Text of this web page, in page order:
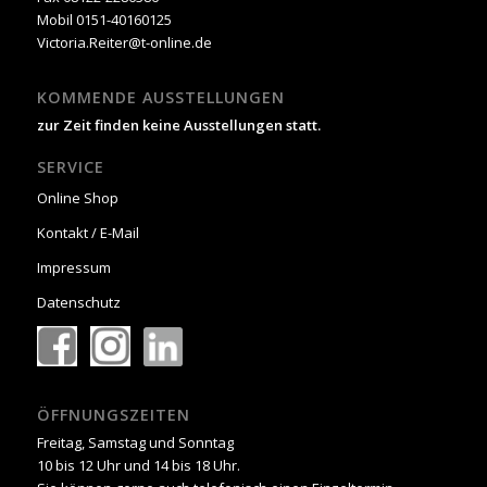
Mobil 0151-40160125
Victoria.Reiter@t-online.de
KOMMENDE AUSSTELLUNGEN
zur Zeit finden keine Ausstellungen statt.
SERVICE
Online Shop
Kontakt / E-Mail
Impressum
Datenschutz
ÖFFNUNGSZEITEN
Freitag, Samstag und Sonntag
10 bis 12 Uhr und 14 bis 18 Uhr.